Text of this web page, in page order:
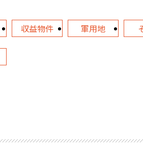
収益物件 軍用地